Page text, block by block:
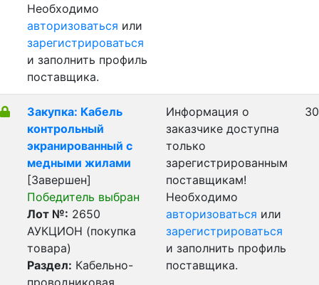
Необходимо
авторизоваться или
зарегистрироваться
и заполнить профиль
поставщика.
Закупка: Кабель
контрольный
экранированный с
медными жилами
[Завершен]
Победитель выбран
Лот №: 2650
АУКЦИОН (покупка
товара)
Раздел: Кабельно-
проводниковая
Информация о
заказчике доступна
только
зарегистрированным
поставщикам!
Необходимо
авторизоваться или
зарегистрироваться
и заполнить профиль
поставщика.